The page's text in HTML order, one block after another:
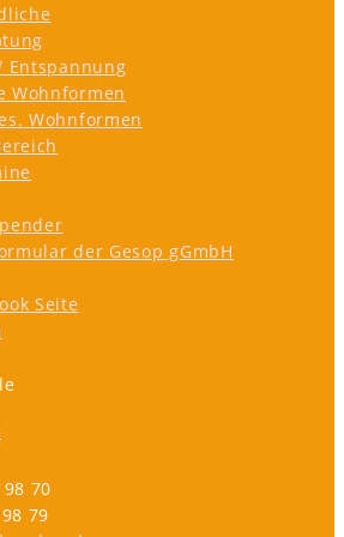
Entspannung
Wohnformen
Wohnformen
der Gesop gGmbH
Seite
70
79